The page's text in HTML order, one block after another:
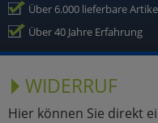
Über 6.000 lieferbare
Über 40 Jahre Erfahrung
WIDERRUF
Hier können Sie direkt